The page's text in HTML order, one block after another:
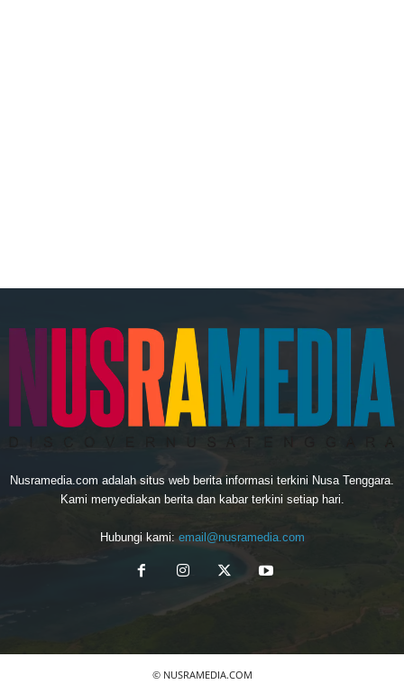
Nusramedia.com adalah situs web berita informasi terkini Nusa Tenggara.
Kami menyediakan berita dan kabar terkini setiap hari.
Hubungi kami: email@nusramedia.com
© NUSRAMEDIA.COM